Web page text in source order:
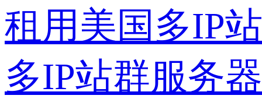
租用美国多IP
多IP站群服务